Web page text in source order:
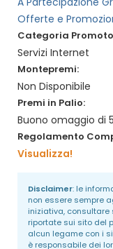
Offerte e
Categoria
Servizi Internet
Montepremi:
Non Disponibile
Premi in Palio:
Buono omaggio di
Regolamento
Visualizza!
Disclaimer: le
non essere sempre
iniziativa, consultare
riportate sui sito del
alcun legame con i
è responsabile dei